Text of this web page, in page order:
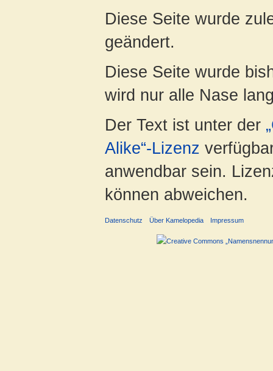
Diese Seite wurde
geändert.
Diese Seite wurde
wird nur alle Nase
Der Text ist unter der
Alike“-Lizenz
anwendbar sein.
können abweichen.
Datenschutz Über Kamelopedia Impressum